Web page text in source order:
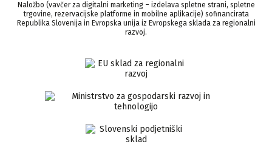
Naložbo (vavčer za digitalni marketing – izdelava spletne strani, spletne
trgovine, rezervacijske platforme in mobilne aplikacije) sofinancirata
Republika Slovenija in Evropska unija iz Evropskega sklada za regionalni
razvoj.